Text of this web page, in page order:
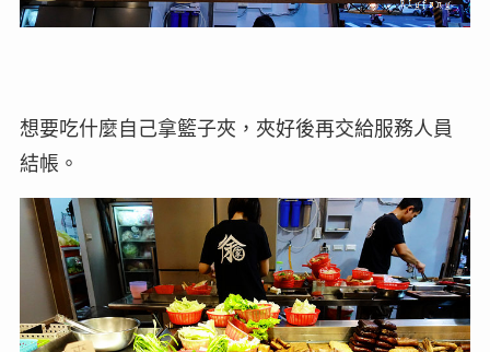
想要吃什麼自己拿籃子夾，夾好後再交給服務人員
結帳。